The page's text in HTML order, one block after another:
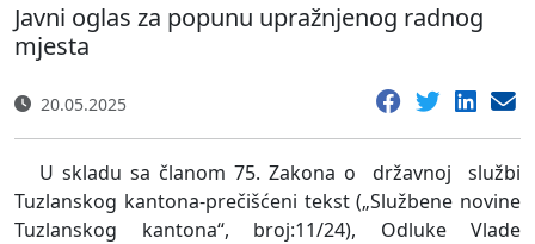
Javni oglas za popunu upražnjenog radnog
mjesta
20.05.2025
U skladu sa članom 75. Zakona o državnoj
službi
Tuzlanskog kantona-prečišćeni tekst („Službene novine
Tuzlanskog kantona“, broj:11/24), Odluke Vlade